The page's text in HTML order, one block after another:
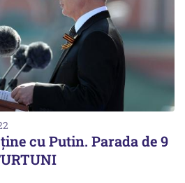
cu Putin. Parada de 9